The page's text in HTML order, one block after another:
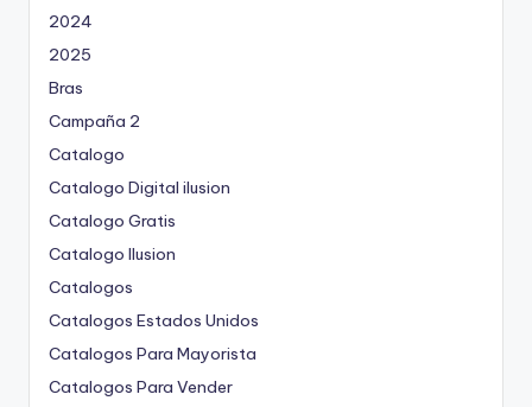
2024
2025
Bras
Campaña 2
Catalogo
Catalogo Digital ilusion
Catalogo Gratis
Catalogo Ilusion
Catalogos
Catalogos Estados Unidos
Catalogos Para Mayorista
Catalogos Para Vender